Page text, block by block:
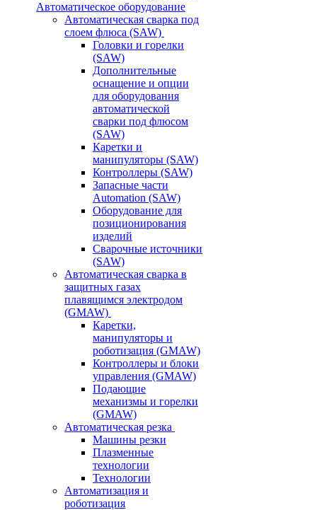
Автоматическое оборудование
Автоматическая сварка под
слоем флюса (SAW)
Головки и горелки
(SAW)
Дополнительные
оснащение и опции
для оборудования
автоматической
сварки под флюсом
(SAW)
Каретки и
манипуляторы (SAW)
Контроллеры (SAW)
Запасные части
Automation (SAW)
Оборудование для
позиционирования
изделий
Сварочные источники
(SAW)
Автоматическая сварка в
защитных газах
плавящимся электродом
(GMAW)
Каретки,
манипуляторы и
роботизация (GMAW)
Контроллеры и блоки
управления (GMAW)
Подающие
механизмы и горелки
(GMAW)
Автоматическая резка
Машины резки
Плазменные
технологии
Технологии
Автоматизация и
роботизация